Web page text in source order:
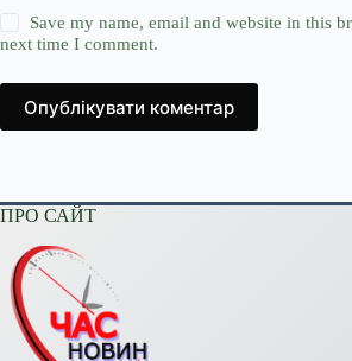
Save my name, email and website in this
next time I comment.
Опублікувати коментар
ПРО САЙТ